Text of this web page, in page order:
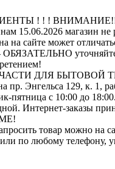
! ! !
15.06.2026 магазин не
сайте может
ОБЯЗАТЕЛЬНО
ДЛЯ БЫТОВОЙ
пр. Энгельса 129, к. 1,
пятница с 10:00 до
Интернет-заказы
товар можно на
по любому телефону,